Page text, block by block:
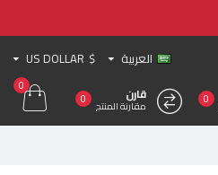
العربية $
US DOLLAR
0 قارن
مقارنة المنتج 0
0